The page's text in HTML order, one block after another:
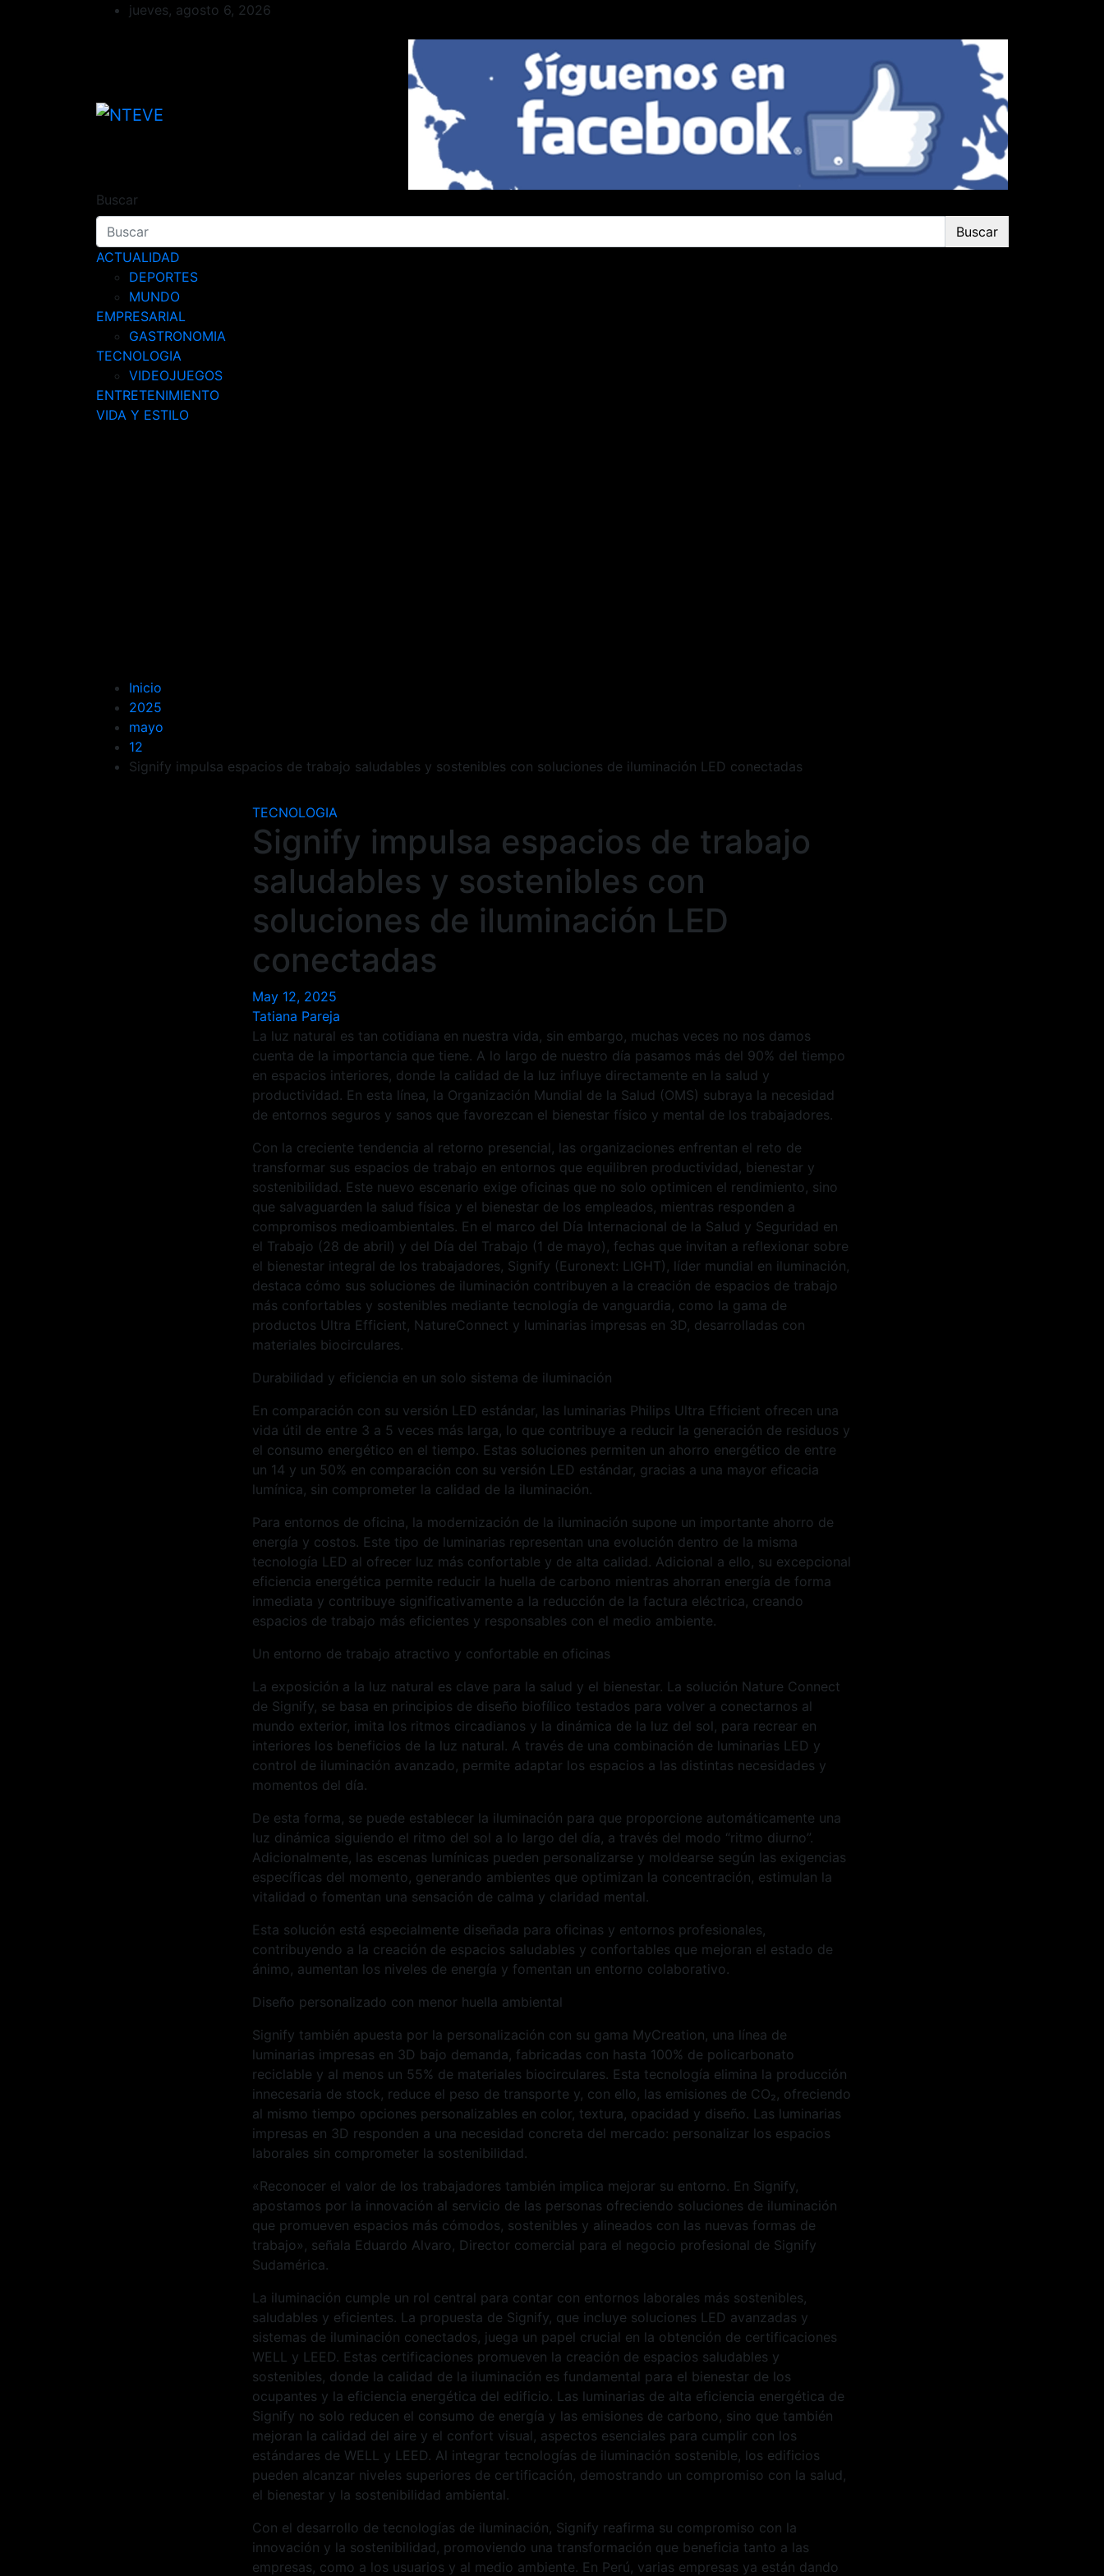
jueves, agosto 6, 2026
Buscar
Buscar
ACTUALIDAD
DEPORTES
MUNDO
EMPRESARIAL
GASTRONOMIA
TECNOLOGIA
VIDEOJUEGOS
ENTRETENIMIENTO
VIDA Y ESTILO
Inicio
2025
mayo
12
Signify impulsa espacios de trabajo saludables y sostenibles con soluciones de iluminación LED conectadas
TECNOLOGIA
Signify impulsa espacios de trabajo
saludables y sostenibles con
soluciones de iluminación LED
conectadas
May 12, 2025
Tatiana Pareja
La luz natural es tan cotidiana en nuestra vida, sin embargo, muchas veces no nos damos
cuenta de la importancia que tiene. A lo largo de nuestro día pasamos más del 90% del tiempo
en espacios interiores, donde la calidad de la luz influye directamente en la salud y
productividad. En esta línea, la Organización Mundial de la Salud (OMS) subraya la necesidad
de entornos seguros y sanos que favorezcan el bienestar físico y mental de los trabajadores.
Con la creciente tendencia al retorno presencial, las organizaciones enfrentan el reto de
transformar sus espacios de trabajo en entornos que equilibren productividad, bienestar y
sostenibilidad. Este nuevo escenario exige oficinas que no solo optimicen el rendimiento, sino
que salvaguarden la salud física y el bienestar de los empleados, mientras responden a
compromisos medioambientales. En el marco del Día Internacional de la Salud y Seguridad en
el Trabajo (28 de abril) y del Día del Trabajo (1 de mayo), fechas que invitan a reflexionar sobre
el bienestar integral de los trabajadores, Signify (Euronext: LIGHT), líder mundial en iluminación,
destaca cómo sus soluciones de iluminación contribuyen a la creación de espacios de trabajo
más confortables y sostenibles mediante tecnología de vanguardia, como la gama de
productos Ultra Efficient, NatureConnect y luminarias impresas en 3D, desarrolladas con
materiales biocirculares.
Durabilidad y eficiencia en un solo sistema de iluminación
En comparación con su versión LED estándar, las luminarias Philips Ultra Efficient ofrecen una
vida útil de entre 3 a 5 veces más larga, lo que contribuye a reducir la generación de residuos y
el consumo energético en el tiempo. Estas soluciones permiten un ahorro energético de entre
un 14 y un 50% en comparación con su versión LED estándar, gracias a una mayor eficacia
lumínica, sin comprometer la calidad de la iluminación.
Para entornos de oficina, la modernización de la iluminación supone un importante ahorro de
energía y costos. Este tipo de luminarias representan una evolución dentro de la misma
tecnología LED al ofrecer luz más confortable y de alta calidad. Adicional a ello, su excepcional
eficiencia energética permite reducir la huella de carbono mientras ahorran energía de forma
inmediata y contribuye significativamente a la reducción de la factura eléctrica, creando
espacios de trabajo más eficientes y responsables con el medio ambiente.
Un entorno de trabajo atractivo y confortable en oficinas
La exposición a la luz natural es clave para la salud y el bienestar. La solución Nature Connect
de Signify, se basa en principios de diseño biofílico testados para volver a conectarnos al
mundo exterior, imita los ritmos circadianos y la dinámica de la luz del sol, para recrear en
interiores los beneficios de la luz natural. A través de una combinación de luminarias LED y
control de iluminación avanzado, permite adaptar los espacios a las distintas necesidades y
momentos del día.
De esta forma, se puede establecer la iluminación para que proporcione automáticamente una
luz dinámica siguiendo el ritmo del sol a lo largo del día, a través del modo “ritmo diurno”.
Adicionalmente, las escenas lumínicas pueden personalizarse y moldearse según las exigencias
específicas del momento, generando ambientes que optimizan la concentración, estimulan la
vitalidad o fomentan una sensación de calma y claridad mental.
Esta solución está especialmente diseñada para oficinas y entornos profesionales,
contribuyendo a la creación de espacios saludables y confortables que mejoran el estado de
ánimo, aumentan los niveles de energía y fomentan un entorno colaborativo.
Diseño personalizado con menor huella ambiental
Signify también apuesta por la personalización con su gama MyCreation, una línea de
luminarias impresas en 3D bajo demanda, fabricadas con hasta 100% de policarbonato
reciclable y al menos un 55% de materiales biocirculares. Esta tecnología elimina la producción
innecesaria de stock, reduce el peso de transporte y, con ello, las emisiones de CO₂, ofreciendo
al mismo tiempo opciones personalizables en color, textura, opacidad y diseño. Las luminarias
impresas en 3D responden a una necesidad concreta del mercado: personalizar los espacios
laborales sin comprometer la sostenibilidad.
«Reconocer el valor de los trabajadores también implica mejorar su entorno. En Signify,
apostamos por la innovación al servicio de las personas ofreciendo soluciones de iluminación
que promueven espacios más cómodos, sostenibles y alineados con las nuevas formas de
trabajo», señala Eduardo Alvaro, Director comercial para el negocio profesional de Signify
Sudamérica.
La iluminación cumple un rol central para contar con entornos laborales más sostenibles,
saludables y eficientes. La propuesta de Signify, que incluye soluciones LED avanzadas y
sistemas de iluminación conectados, juega un papel crucial en la obtención de certificaciones
WELL y LEED. Estas certificaciones promueven la creación de espacios saludables y
sostenibles, donde la calidad de la iluminación es fundamental para el bienestar de los
ocupantes y la eficiencia energética del edificio. Las luminarias de alta eficiencia energética de
Signify no solo reducen el consumo de energía y las emisiones de carbono, sino que también
mejoran la calidad del aire y el confort visual, aspectos esenciales para cumplir con los
estándares de WELL y LEED. Al integrar tecnologías de iluminación sostenible, los edificios
pueden alcanzar niveles superiores de certificación, demostrando un compromiso con la salud,
el bienestar y la sostenibilidad ambiental.
Con el desarrollo de tecnologías de iluminación, Signify reafirma su compromiso con la
innovación y la sostenibilidad, promoviendo una transformación que beneficia tanto a las
empresas, como a los usuarios y al medio ambiente. En Perú, varias empresas ya están dando